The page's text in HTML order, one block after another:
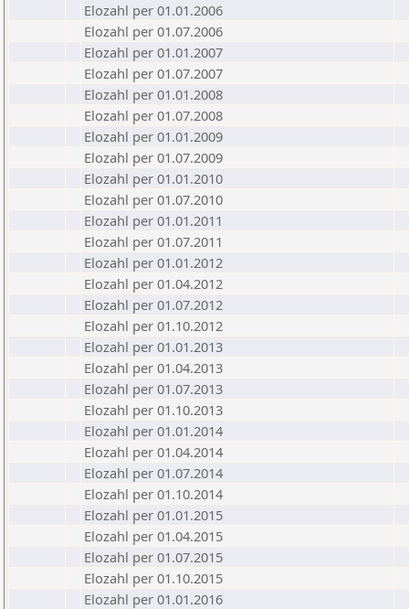
Elozahl per 01.01.2006
Elozahl per 01.07.2006
Elozahl per 01.01.2007
Elozahl per 01.07.2007
Elozahl per 01.01.2008
Elozahl per 01.07.2008
Elozahl per 01.01.2009
Elozahl per 01.07.2009
Elozahl per 01.01.2010
Elozahl per 01.07.2010
Elozahl per 01.01.2011
Elozahl per 01.07.2011
Elozahl per 01.01.2012
Elozahl per 01.04.2012
Elozahl per 01.07.2012
Elozahl per 01.10.2012
Elozahl per 01.01.2013
Elozahl per 01.04.2013
Elozahl per 01.07.2013
Elozahl per 01.10.2013
Elozahl per 01.01.2014
Elozahl per 01.04.2014
Elozahl per 01.07.2014
Elozahl per 01.10.2014
Elozahl per 01.01.2015
Elozahl per 01.04.2015
Elozahl per 01.07.2015
Elozahl per 01.10.2015
Elozahl per 01.01.2016